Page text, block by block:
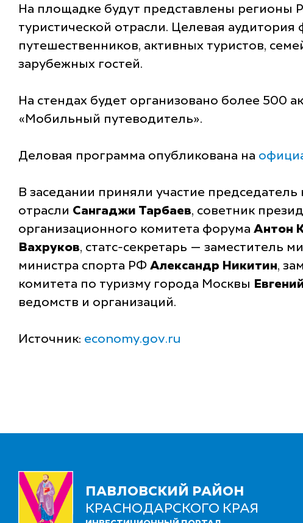
На площадке будут представлены регионы
туристической отрасли. Целевая
путешественников, активных туристов,
зарубежных гостей.
На стендах будет организовано более 500
«Мобильный путеводитель».
Деловая программа опубликована на
В заседании приняли участие
отрасли Сангаджи Тарбаев, советник
организационного комитета форума Антон
Вахруков, статс-секретарь — заместитель
министра спорта РФ Александр Никитин,
комитета по туризму города Москвы
ведомств и организаций.
Источник: economy.gov.ru
ПАВЛОВСКИЙ РАЙОН
КРАСНОДАРСКОГО КРАЯ